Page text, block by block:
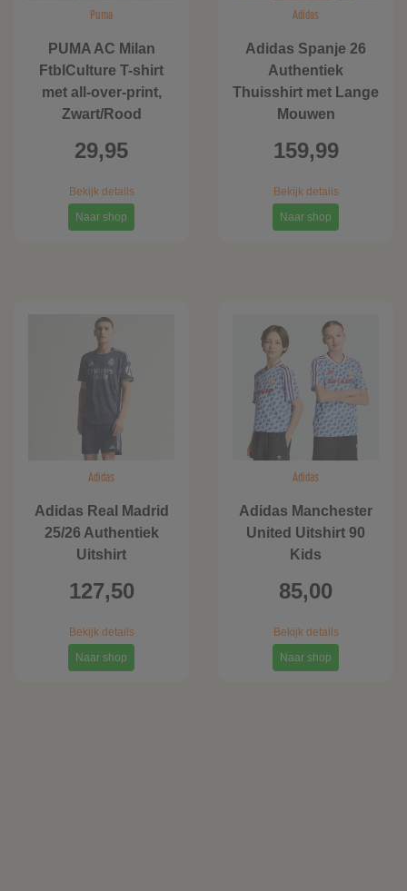
Puma
PUMA AC Milan
FtblCulture T-shirt
met all-over-print,
Zwart/Rood
29,95
Bekijk details
Naar shop
Adidas
Adidas Spanje 26
Authentiek
Thuisshirt met Lange
Mouwen
159,99
Bekijk details
Naar shop
Adidas
Adidas Real Madrid
25/26 Authentiek
Uitshirt
127,50
Bekijk details
Naar shop
Adidas
Adidas Manchester
United Uitshirt 90
Kids
85,00
Bekijk details
Naar shop